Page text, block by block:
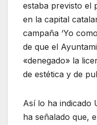
estaba previsto el
en la capital
campaña ‘Yo
de que el
«denegado» la
de estética y de
Así lo ha indicado
ha señalado que,